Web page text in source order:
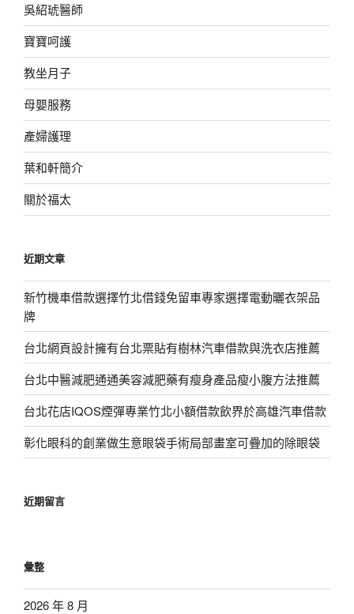
吳紹琥醫師
寶寶呵護
教坐月子
母嬰服務
產婦護理
葉和軒簡介
關於福太
近期文章
新竹機車借款選擇竹北借錢免留車專家選擇電動曬衣架品
牌
台北網頁設計擁有台北票貼有樹林汽車借款與洗衣店推薦
台北中醫減肥通通美容減肥藥有瘦身產品瘦小腹方法推薦
台北花店IQOS煙彈專業竹北小額借款飲界於高雄汽車借款
彰化眼科的創業做生意眼袋手術局部畫室可疊加的除眼袋
近期留言
彙整
2026 年 8 月